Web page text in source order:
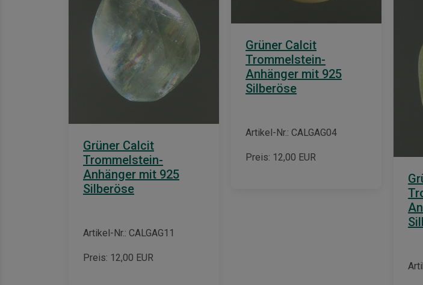
Grüner Calcit
Trommelstein-
Anhänger mit 925
Silberöse
Artikel-Nr.: CALGAG11
Preis: 12,00 EUR
Grüner Calcit
Trommelstein-
Anhänger mit 925
Silberöse
Artikel-Nr.: CALGAG04
Preis: 12,00 EUR